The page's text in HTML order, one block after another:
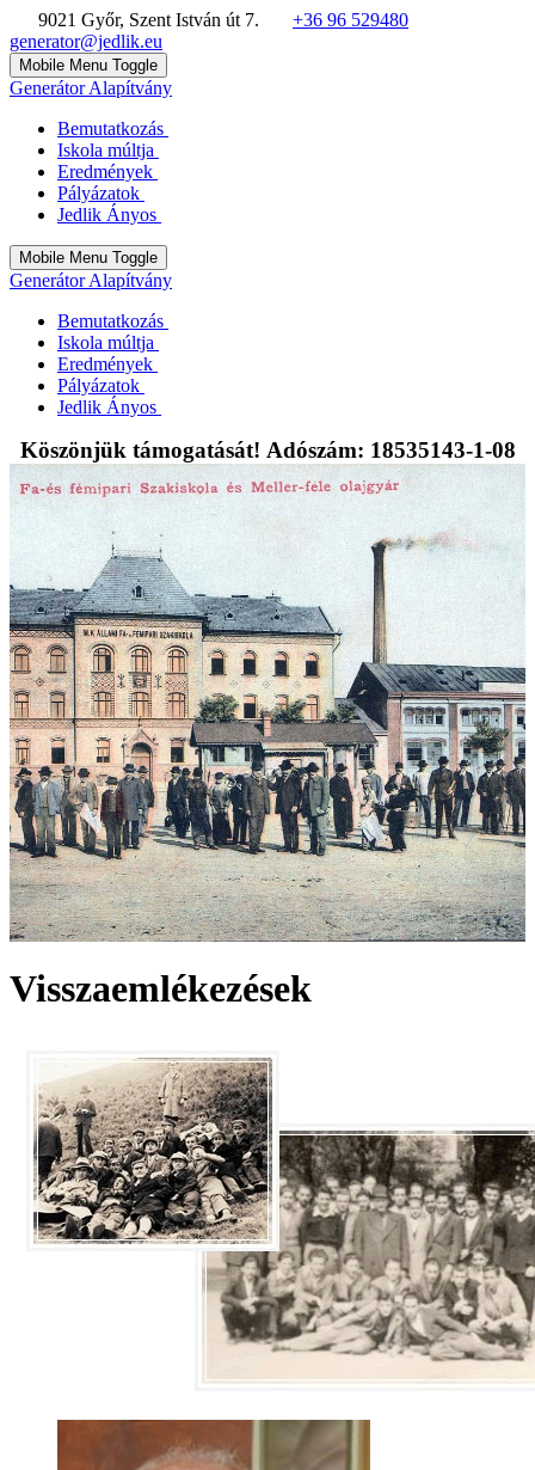
9021 Győr, Szent István út 7.
+36 96 529480
generator@jedlik.eu
Mobile Menu Toggle
Generátor Alapítvány
Bemutatkozás
Iskola múltja
Eredmények
Pályázatok
Jedlik Ányos
Mobile Menu Toggle
Generátor Alapítvány
Bemutatkozás
Iskola múltja
Eredmények
Pályázatok
Jedlik Ányos
Köszönjük támogatását! Adószám: 18535143-1-08
Visszaemlékezések